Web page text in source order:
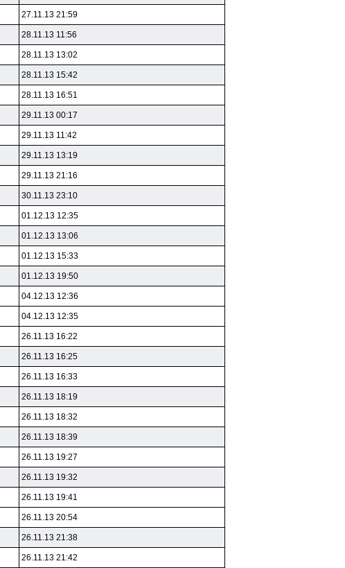
27.11.13 21:59
28.11.13 11:56
28.11.13 13:02
28.11.13 15:42
28.11.13 16:51
29.11.13 00:17
29.11.13 11:42
29.11.13 13:19
29.11.13 21:16
30.11.13 23:10
01.12.13 12:35
01.12.13 13:06
01.12.13 15:33
01.12.13 19:50
04.12.13 12:36
04.12.13 12:35
26.11.13 16:22
26.11.13 16:25
26.11.13 16:33
26.11.13 18:19
26.11.13 18:32
26.11.13 18:39
26.11.13 19:27
26.11.13 19:32
26.11.13 19:41
26.11.13 20:54
26.11.13 21:38
26.11.13 21:42